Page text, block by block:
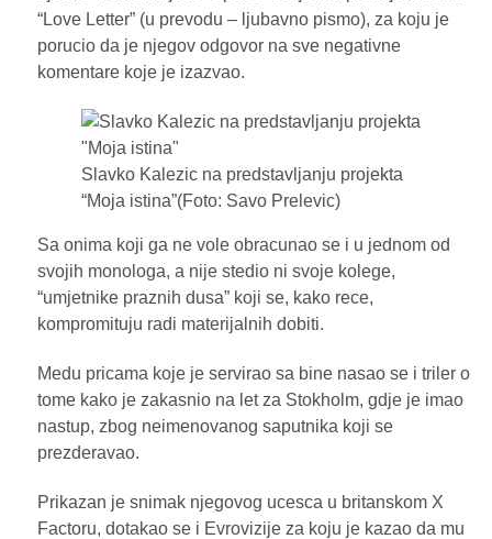
“Love Letter” (u prevodu – ljubavno pismo), za koju je
porucio da je njegov odgovor na sve negativne
komentare koje je izazvao.
Slavko Kalezic na predstavljanju projekta
“Moja istina”(Foto: Savo Prelevic)
Sa onima koji ga ne vole obracunao se i u jednom od
svojih monologa, a nije stedio ni svoje kolege,
“umjetnike praznih dusa” koji se, kako rece,
kompromituju radi materijalnih dobiti.
Medu pricama koje je servirao sa bine nasao se i triler o
tome kako je zakasnio na let za Stokholm, gdje je imao
nastup, zbog neimenovanog saputnika koji se
prezderavao.
Prikazan je snimak njegovog ucesca u britanskom X
Factoru, dotakao se i Evrovizije za koju je kazao da mu